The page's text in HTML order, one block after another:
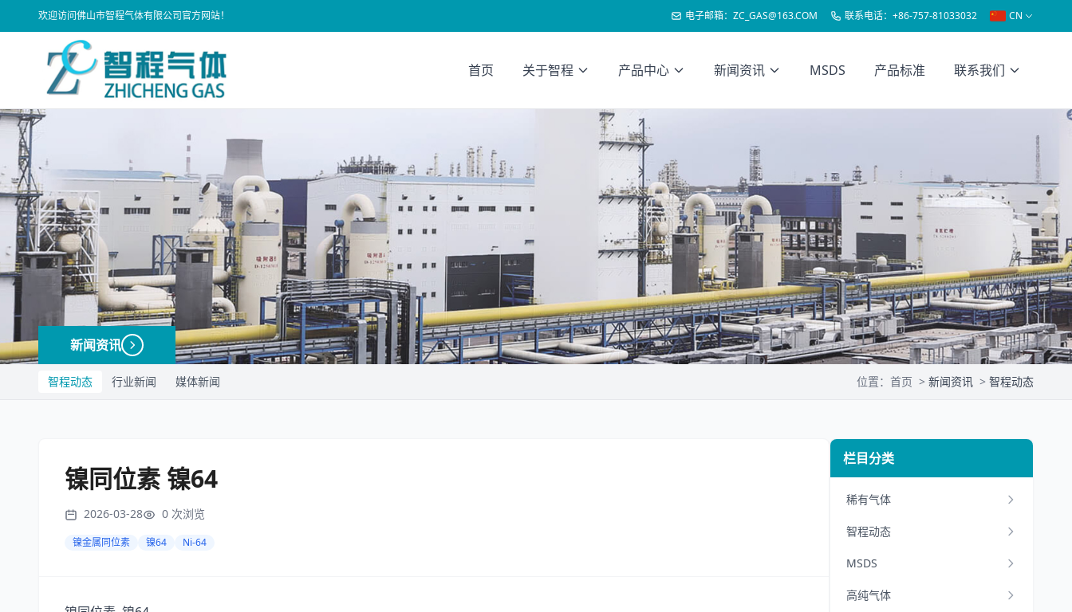
欢迎访问佛山市智程气体有限公司官方网站！ 电子邮箱： ZC_GAS@163.COM 联系电话： +86-757-81033032 CN
首页 关于智程 产品中心 新闻资讯 MSDS 产品标准 联系我们
新闻资讯
智程动态 行业新闻 媒体新闻 位置： 首页 > 新闻资讯 > 智程动态
镍同位素 镍64
2026-03-28 0 次浏览
镍金属同位素 镍64 Ni-64
栏目分类
稀有气体
智程动态
MSDS
高纯气体